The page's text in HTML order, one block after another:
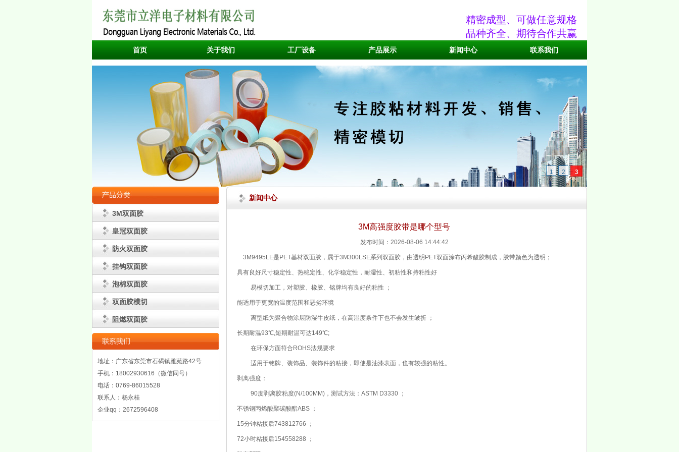
精密成型、可做任意规格
品种齐全、期待合作共赢
首页 关于我们 工厂设备 产品展示 新闻中心 联系我们
1 2 3
3M双面胶
皇冠双面胶
防火双面胶
挂钩双面胶
泡棉双面胶
双面胶模切
阻燃双面胶
地址：广东省东莞市石碣镇雅苑路42号
手机：18002930616（微信同号）
电话：0769-86015528
联系人：杨永桂
企业qq：2672596408
新闻中心
3M高强度胶带是哪个型号
发布时间：2026-08-06 14:44:42
3M9495LE是PET基材双面胶，属于3M300LSE系列双面胶，由透明PET双面涂布丙希酸胶制成，胶带颜色为透明；
具有良好尺寸稳定性、热稳定性、化学稳定性，耐湿性、初粘性和持粘性好
易模切加工，对塑胶、橡胶、铭牌均有良好的粘性 ；
能适用于更宽的温度范围和恶劣环境
离型纸为聚合物涂层防湿牛皮纸，在高湿度条件下也不会发生皱折 ；
长期耐温93℃,短期耐温可达149℃;
在环保方面符合ROHS法规要求
适用于铭牌、装饰品、装饰件的粘接，即使是油漆表面，也有较强的粘性。
剥离强度 ：
90度剥离胶粘度(N/100MM)，测试方法：ASTM D3330 ；
不锈钢丙烯酸聚碳酸酯ABS ；
15分钟粘接后743812766 ；
72小时粘接后154558288 ；